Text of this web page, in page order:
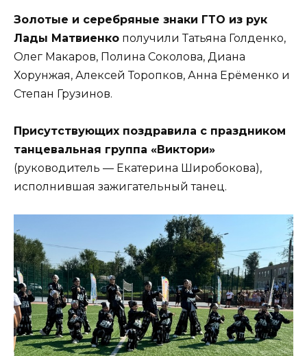
Золотые и серебряные знаки ГТО из рук
Лады Матвиенко получили Татьяна Голденко,
Олег Макаров, Полина Соколова, Диана
Хорунжая, Алексей Торопков, Анна Ерёменко и
Степан Грузинов.
Присутствующих поздравила с праздником
танцевальная группа «Виктори»
(руководитель — Екатерина Широбокова),
исполнившая зажигательный танец.